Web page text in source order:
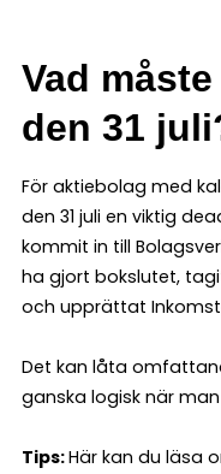
Vad
den 31
För aktiebolag med
den 31 juli en viktig
kommit in till
ha gjort bokslutet,
och upprättat
Det kan låta
ganska logisk när
Tips:Här kan du läsa